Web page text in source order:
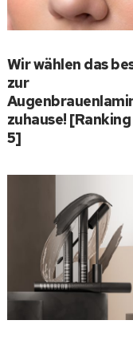
Wir wählen das
zur
zuhause!
5]